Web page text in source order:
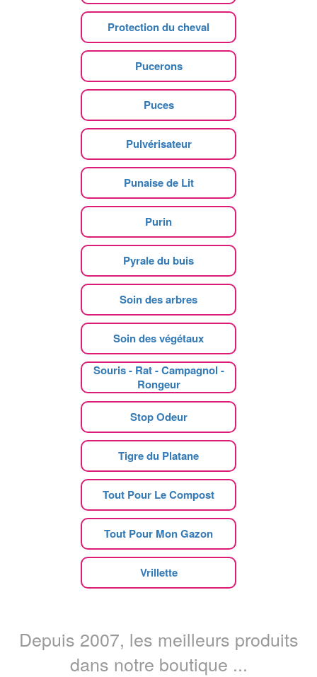
Protection du cheval
Pucerons
Puces
Pulvérisateur
Punaise de Lit
Purin
Pyrale du buis
Soin des arbres
Soin des végétaux
Souris - Rat - Campagnol -
Rongeur
Stop Odeur
Tigre du Platane
Tout Pour Le Compost
Tout Pour Mon Gazon
Vrillette
Depuis 2007, les meilleurs produits
dans notre boutique ...